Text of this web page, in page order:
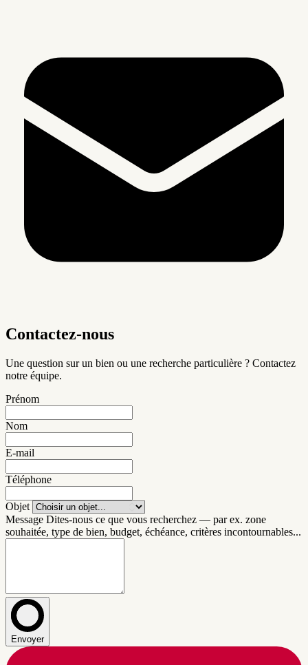
Contactez-nous
Une question sur un bien ou une recherche particulière ? Contactez
notre équipe.
Prénom
Nom
E-mail
Téléphone
Objet
Message Dites-nous ce que vous recherchez — par ex. zone
souhaitée, type de bien, budget, échéance, critères incontournables...
Envoyer